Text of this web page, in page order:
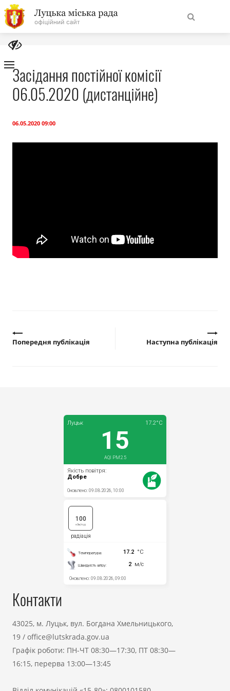
На
головну
Навігація
сайту
Про місто
Прозорість влади
Засідання постійної комісії
06.05.2020 (дистанційне)
06.05.2020 09:00
Попередня публікація Наступна публікація
Контакти
43025, м. Луцьк, вул. Богдана Хмельницького,
19 / office@lutskrada.gov.ua
Графік роботи: ПН-ЧТ 08:30—17:30, ПТ 08:30—
16:15, перерва 13:00—13:45